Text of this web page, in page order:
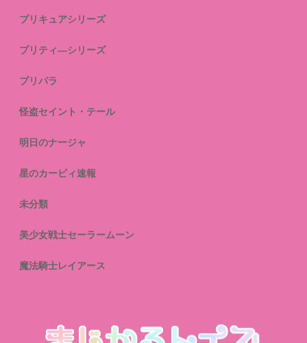
プリキュアシリーズ
プリティ―シリーズ
プリパラ
怪盗セイント・テール
明日のナージャ
星のカービィ速報
未分類
美少女戦士セーラームーン
魔法騎士レイアース